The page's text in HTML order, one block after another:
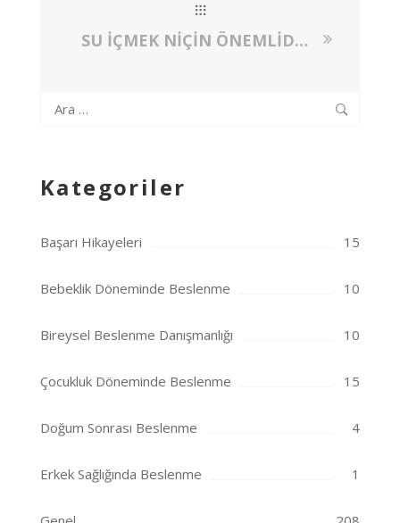
SU İÇMEK NİÇİN ÖNEMLİDİR? GÜNLÜK NE KADAR SU İÇMELİ?
Arama:
Kategoriler
Başarı Hikayeleri 15
Bebeklik Döneminde Beslenme 10
Bireysel Beslenme Danışmanlığı 10
Çocukluk Döneminde Beslenme 15
Doğum Sonrası Beslenme 4
Erkek Sağlığında Beslenme 1